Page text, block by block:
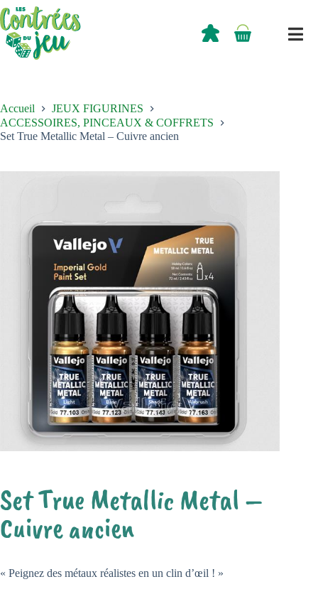
Passer
au
contenu
Panier
0,00
Accueil
JEUX FIGURINES
ACCESSOIRES, PINCEAUX & COFFRETS
Set True Metallic Metal – Cuivre ancien
Set True Metallic Metal –
Cuivre ancien
« Peignez des métaux réalistes en un clin d’œil ! »